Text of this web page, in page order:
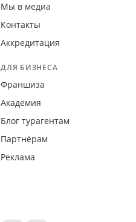
Мы в медиа
Контакты
Аккредитация
ДЛЯ БИЗНЕСА
Франшиза
Академия
Блог турагентам
Партнёрам
Реклама